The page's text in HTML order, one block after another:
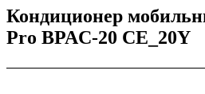
Кондиционер
Pro BPAC-20 CE_20Y